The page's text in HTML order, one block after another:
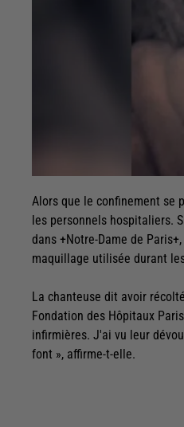
Alors que le confinement se
les personnels hospitaliers.
dans +Notre-Dame de
maquillage utilisée durant
La chanteuse dit avoir
Fondation des Hôpitaux
infirmières. J'ai vu leur
font », affirme-t-elle.